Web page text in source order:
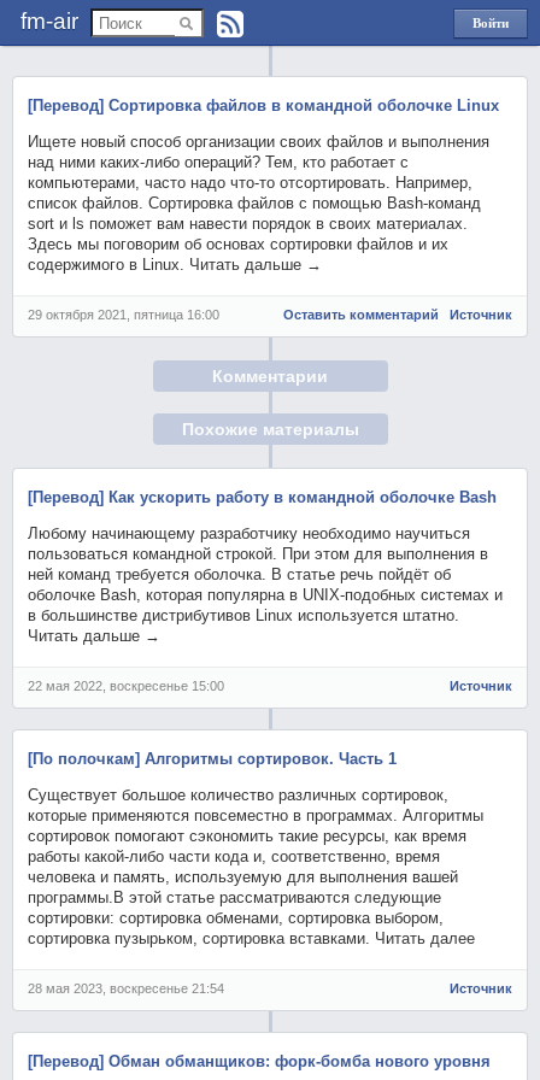
fm-air
Войти
через
[Перевод] Сортировка файлов в командной оболочке Linux
Ищете новый способ организации своих файлов и выполнения
над ними каких-либо операций? Тем, кто работает с
компьютерами, часто надо что-то отсортировать. Например,
список файлов. Сортировка файлов с помощью Bash-команд
sort и ls поможет вам навести порядок в своих материалах.
Здесь мы поговорим об основах сортировки файлов и их
содержимого в Linux. Читать дальше →
29 октября 2021, пятница 16:00 Оставить комментарий Источник
Комментарии
Похожие материалы
[Перевод] Как ускорить работу в командной оболочке Bash
Любому начинающему разработчику необходимо научиться
пользоваться командной строкой. При этом для выполнения в
ней команд требуется оболочка. В статье речь пойдёт об
оболочке Bash, которая популярна в UNIX-подобных системах и
в большинстве дистрибутивов Linux используется штатно.
Читать дальше →
22 мая 2022, воскресенье 15:00 Источник
[По полочкам] Алгоритмы сортировок. Часть 1
Существует большое количество различных сортировок,
которые применяются повсеместно в программах. Алгоритмы
сортировок помогают сэкономить такие ресурсы, как время
работы какой-либо части кода и, соответственно, время
человека и память, используемую для выполнения вашей
программы.В этой статье рассматриваются следующие
сортировки: сортировка обменами, сортировка выбором,
сортировка пузырьком, сортировка вставками. Читать далее
28 мая 2023, воскресенье 21:54 Источник
[Перевод] Обман обманщиков: форк-бомба нового уровня